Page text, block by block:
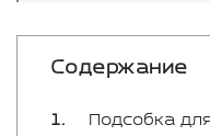
Содержание
Подсобка